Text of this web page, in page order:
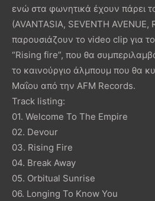
ενώ στα φωνητικά έχουν πάρει
(AVANTASIA, SEVENTH AVENUE,
παρουσιάζουν το video clip για
“Rising fire”, που θα
το καινούργιο άλμπουμ που θα
Μαΐου από την AFM Records.
Track listing:
01. Welcome To The Empire
02. Devour
03. Rising Fire
04. Break Away
05. Orbitual Sunrise
06. Longing To Know You